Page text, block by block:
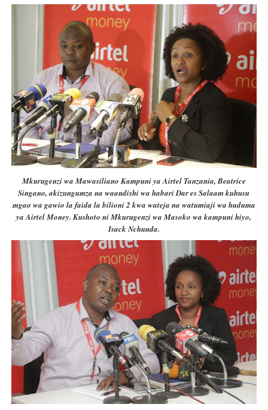
Mkurugenzi wa Mawasiliano Kampuni ya Airtel Tanzania, Beatrice
Singano, akizungumza na waandishi wa habari Dar es Salaam kuhusu
mgao wa gawio la faida la bilioni 2 kwa wateja na watumiaji wa huduma
ya Airtel Money. Kushoto ni Mkurugenzi wa Masoko wa kampuni hiyo,
Isack Nchunda.